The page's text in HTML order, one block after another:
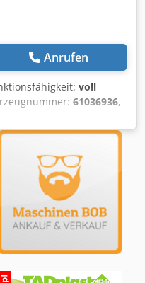
Anrufen
voll
61036936,
1.837 bar,
100 mm
400 mm,
1.670 mm
5.900 kg,
, Antriebsart:
vom Hersteller!
und flexiblen